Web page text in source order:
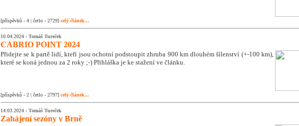
[příspěvků - 4 | četlo - 2729] celý článek...
10.04.2024 - Tomáš Tureček
CABRIO POINT 2024
Přidejte se k partě lidí, kteří jsou ochotní podstoupit zhruba 900 km dlouhém šílenství (+-100 km),
které se koná jednou za 2 roky ;-) Přihláška je ke stažení ve článku.
[příspěvků - 2 | četlo - 2797] celý článek...
14.03.2024 - Tomáš Tureček
Zahájení sezóny v Brně